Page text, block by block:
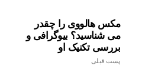
مکس هالووی را چقدر
می شناسید؟ بیوگرافی و
بررسی تکنیک او
پست قبلی